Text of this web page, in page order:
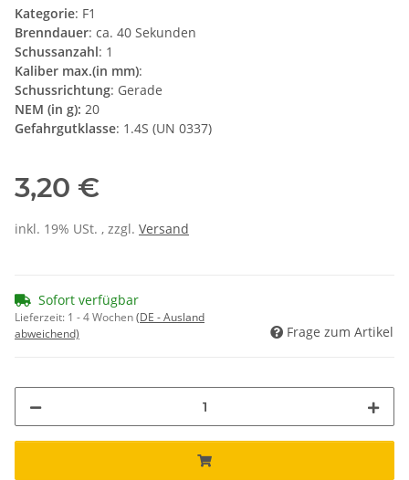
Kategorie: F1
Brenndauer: ca. 40 Sekunden
Schussanzahl: 1
Kaliber max.(in mm):
Schussrichtung: Gerade
NEM (in g): 20
Gefahrgutklasse: 1.4S (UN 0337)
3,20 €
inkl. 19% USt. , zzgl. Versand
Sofort verfügbar
Lieferzeit: 1 - 4 Wochen(DE - Ausland
abweichend)
Frage zum Artikel